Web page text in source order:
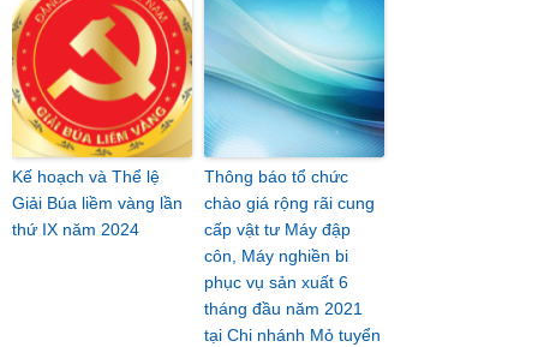
Kế hoạch và Thể lệ
Giải Búa liềm vàng lần
thứ IX năm 2024
Thông báo tổ chức
chào giá rộng rãi cung
cấp vật tư Máy đập
côn, Máy nghiền bi
phục vụ sản xuất 6
tháng đầu năm 2021
tại Chi nhánh Mỏ tuyển